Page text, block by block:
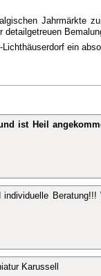
Jahrmärkte
ein
ist Heil
individuelle
Karussell